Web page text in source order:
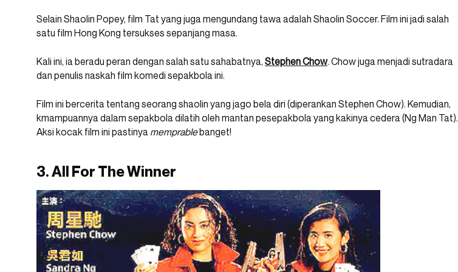
Selain Shaolin Popey, film Tat yang juga mengundang tawa adalah Shaolin Soccer. Film ini jadi salah
satu film Hong Kong tersukses sepanjang masa.
Kali ini, ia beradu peran dengan salah satu sahabatnya, Stephen Chow. Chow juga menjadi sutradara
dan penulis naskah film komedi sepakbola ini.
Film ini bercerita tentang seorang shaolin yang jago bela diri (diperankan Stephen Chow). Kemudian,
kmampuannya dalam sepakbola dilatih oleh mantan pesepakbola yang kakinya cedera (Ng Man Tat).
Aksi kocak film ini pastinya memprablebanget!
3. All For The Winner